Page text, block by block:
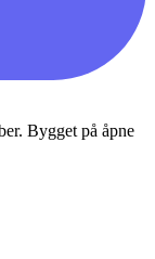
Bygget på åpne